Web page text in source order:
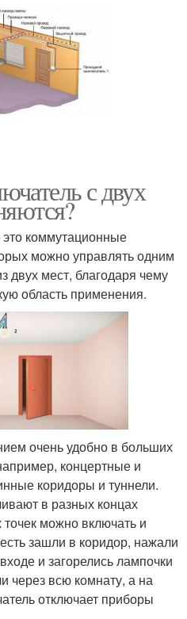
с двух
коммутационные
можно управлять одним
двух мест, благодаря чему
область применения.
очень удобно в больших
концертные и
коридоры и туннели.
в разных концах
можно включать и
зашли в коридор, нажали
и загорелись лампочки
через всю комнату, а на
отключает приборы